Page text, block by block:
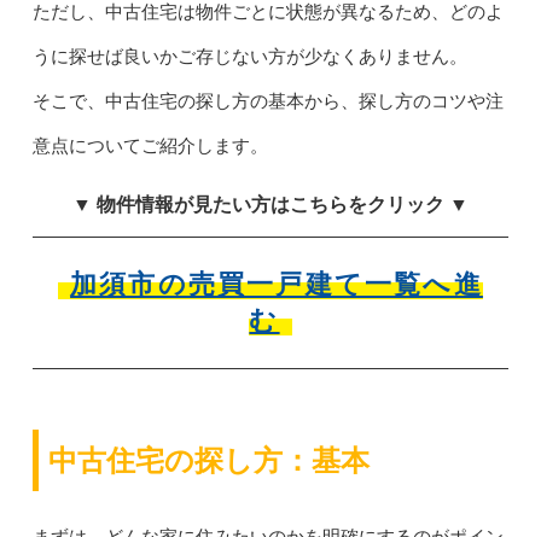
ただし、中古住宅は物件ごとに状態が異なるため、どのよ
うに探せば良いかご存じない方が少なくありません。
そこで、中古住宅の探し方の基本から、探し方のコツや注
意点についてご紹介します。
▼ 物件情報が見たい方はこちらをクリック ▼
加須市の売買一戸建て一覧へ進
む
中古住宅の探し方：基本